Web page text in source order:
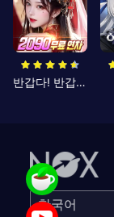
반갑다! 반갑삼국지